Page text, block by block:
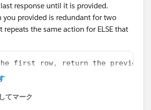
response until it is provided.
you provided is redundant for two
repeats the same action for ELSE that
row, return the previous
first row, return the
row in a table will not have a previous
てマーク